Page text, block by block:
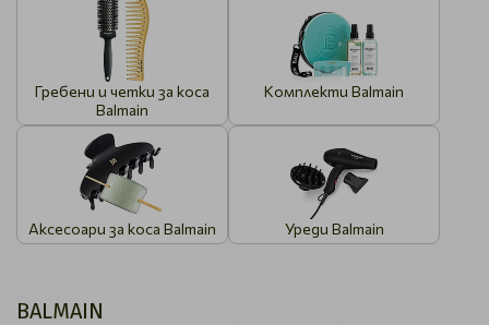
Гребени и четки за коса
Balmain
Комплекти Balmain
Аксесоари за коса Balmain Уреди Balmain
BALMAIN